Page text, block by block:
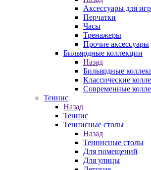
Аксессуары для
Перчатки
Часы
Тренажеры
Прочие аксессуары
Бильярдные коллекции
Назад
Бильярдные
Классические
Современные
Теннис
Назад
Теннис
Теннисные столы
Назад
Теннисные столы
Для помещений
Для улицы